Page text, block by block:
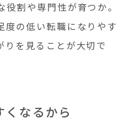
割や専門性が育つか。
度の低い転職になりやす
りを見ることが大切で
なるから